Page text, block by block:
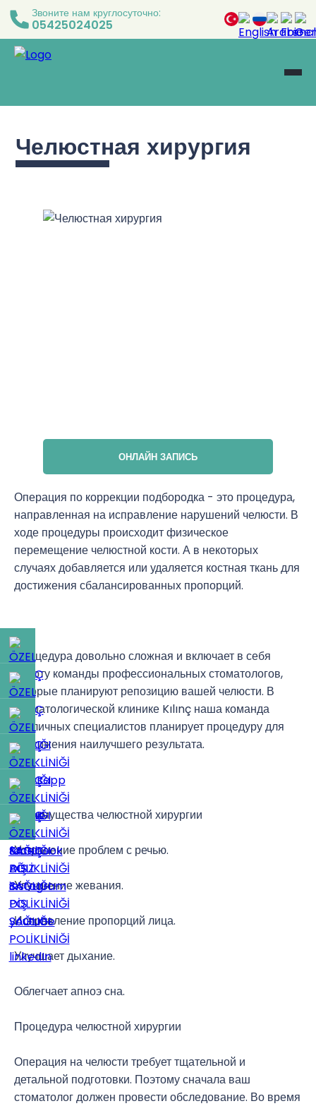
Звоните нам круглосуточно:
05425024025
Челюстная хирургия
ОНЛАЙН ЗАПИСЬ
Операция по коррекции подбородка - это процедура,
направленная на исправление нарушений челюсти. В
ходе процедуры происходит физическое
перемещение челюстной кости. А в некоторых
случаях добавляется или удаляется костная ткань для
достижения сбалансированных пропорций.
Процедура довольно сложная и включает в себя
работу команды профессиональных стоматологов,
которые планируют репозицию вашей челюсти. В
стоматологической клинике Kılınç наша команда
различных специалистов планирует процедуру для
достижения наилучшего результата.
Преимущества челюстной хирургии
Устранение проблем с речью.
Улучшение жевания.
Исправление пропорций лица.
Улучшает дыхание.
Облегчает апноэ сна.
Процедура челюстной хирургии
Операция на челюсти требует тщательной и
детальной подготовки. Поэтому сначала ваш
стоматолог должен провести обследование. Во время